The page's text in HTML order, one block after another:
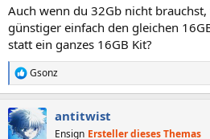
Auch wenn du 32Gb nicht
günstiger einfach den gleichen
statt ein ganzes 16GB Kit?
R
e
k
t
Gsonz
antitwist
Ensign Ersteller dieses Themas